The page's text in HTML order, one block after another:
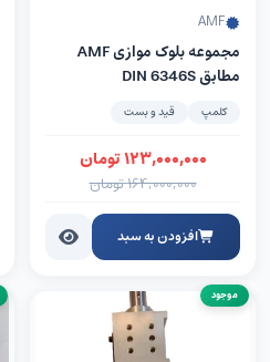
AMF
مجموعه بلوک موازی AMF
مطابق DIN 6346S
کلمپ قید و بست
۱۲۳,۰۰۰,۰۰۰تومان
۱۶۴,۰۰۰,۰۰۰تومان
افزودن به سبد
موجود